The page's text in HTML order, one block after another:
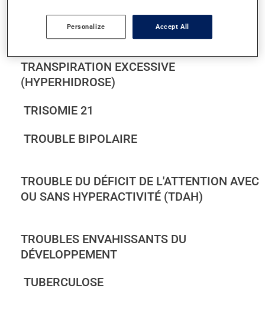
TOXICITÉ SÉROTONINERGIQUE
TRANSPIRATION EXCESSIVE
(HYPERHIDROSE)
TRISOMIE 21
TROUBLE BIPOLAIRE
TROUBLE DU DÉFICIT DE L'ATTENTION AVEC
OU SANS HYPERACTIVITÉ (TDAH)
TROUBLES ENVAHISSANTS DU
DÉVELOPPEMENT
TUBERCULOSE
Personalize Accept All